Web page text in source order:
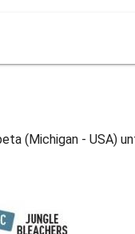
(Michigan - USA)